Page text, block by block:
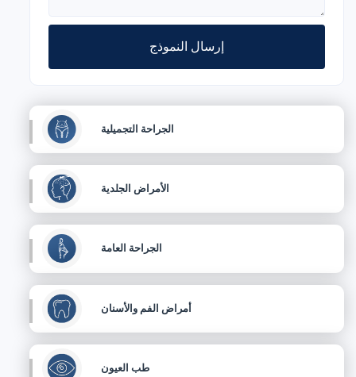
إرسال النموذج
الجراحة التجميلية
الأمراض الجلدية
الجراحة العامة
أمراض الفم والأسنان
طب العيون